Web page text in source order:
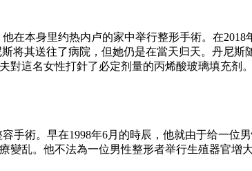
在本身里约热内卢的家中举行整形手術。在
将其送往了病院，但她仍是在當天归天。丹尼
對這名女性打針了必定剂量的丙烯酸玻璃填充剂
手術。早在1998年6月的時辰，他就由于给一
變乱。他不法為一位男性整形者举行生殖器官